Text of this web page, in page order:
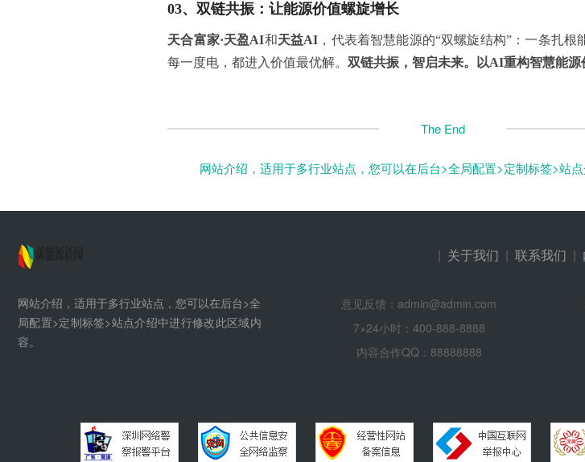
03、双链共振：让能源价值螺旋增长
天合富家·天盈AI和天益AI ，代表着智慧能源的“双螺旋结构”：一条扎
每一度电，都进入价值最优解。双链共振，智启未来。以AI重构智慧能源
The End
网站介绍，适用于多行业站点，您可以在后台>全局配置>定制标签>站点
网站介绍，适用于多行业站点，您可以在后台>全
局配置>定制标签>站点介绍中进行修改此区域内
容。
| 关于我们 | 联系我们 |
意见反馈：admin@admin.com
7×24小时：400-888-8888
内容合作QQ：88888888